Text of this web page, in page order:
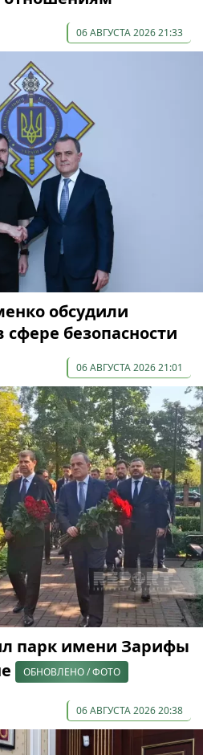
06 АВГУСТА 2026 21:33
обсудили
сфере безопасности
06 АВГУСТА 2026 21:01
парк имени Зарифы
ОБНОВЛЕНО / ФОТО
06 АВГУСТА 2026 20:38